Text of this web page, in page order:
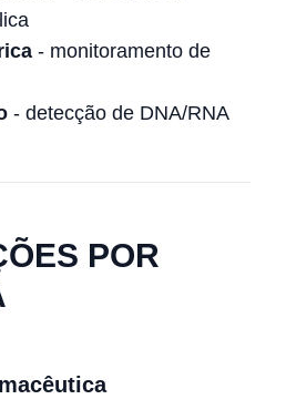
- monitoramento de
- detecção de DNA/RNA
POR